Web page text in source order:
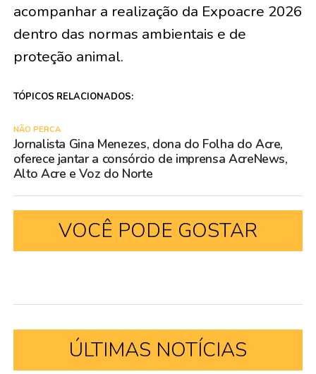
acompanhar a realização da Expoacre 2026
dentro das normas ambientais e de
proteção animal.
TÓPICOS RELACIONADOS:
NÃO PERCA
Jornalista Gina Menezes, dona do Folha do Acre,
oferece jantar a consórcio de imprensa AcreNews,
Alto Acre e Voz do Norte
VOCÊ PODE GOSTAR
ÚLTIMAS NOTÍCIAS